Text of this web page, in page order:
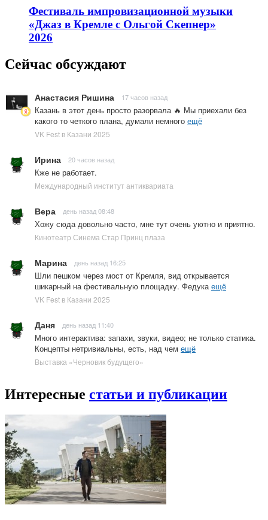
Фестиваль импровизационной музыки
«Джаз в Кремле с Ольгой Скепнер»
2026
Сейчас обсуждают
Анастасия Ришина 17 часов назад
Казань в этот день просто разорвала 🔥 Мы приехали без
какого то четкого плана, думали немного ещё
VK Fest в Казани 2025
Ирина 20 часов назад
Кже не работает.
Международный институт антиквариата
Вера день назад 08:48
Хожу сюда довольно часто, мне тут очень уютно и приятно.
Кинотеатр Синема Стар Принц плаза
Марина день назад 16:25
Шли пешком через мост от Кремля, вид открывается
шикарный на фестивальную площадку. Федукаещё
VK Fest в Казани 2025
Даня день назад 11:40
Много интерактива: запахи, звуки, видео; не только статика.
Концепты нетривиальны, есть, над чем ещё
Выставка «Черновик будущего»
Интересные статьи и публикации